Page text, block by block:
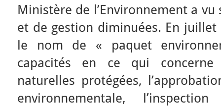
Ministère de l’Environnement a
et de gestion diminuées. En
le nom de « paquet
capacités en ce qui
naturelles protégées,
environnementale,